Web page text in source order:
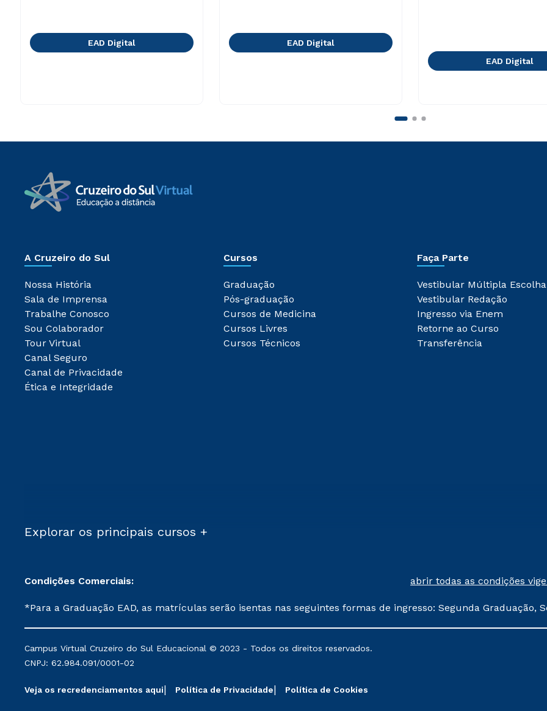
EAD Digital EAD Digital
EAD Digital
A Cruzeiro do Sul
Nossa História
Sala de Imprensa
Trabalhe Conosco
Sou Colaborador
Tour Virtual
Canal Seguro
Canal de Privacidade
Ética e Integridade
Cursos
Graduação
Pós-graduação
Cursos de Medicina
Cursos Livres
Cursos Técnicos
Faça Parte
Vestibular Múltipla Escolha
Vestibular Redação
Ingresso via Enem
Retorne ao Curso
Transferência
Explorar os principais cursos +
Condições Comerciais: abrir todas as condições
*Para a Graduação EAD, as matrículas serão isentas nas seguintes formas de ingresso: Segunda Graduação,
mantidos conforme negociação. Descontos institucionais poderão sofrer alterações nos períodos de
serviços.
Campus Virtual Cruzeiro do Sul Educacional © 2023 - Todos os direitos reservados.
CNPJ: 62.984.091/0001-02
Veja os recredenciamentos aqui Política de Privacidade Política de Cookies